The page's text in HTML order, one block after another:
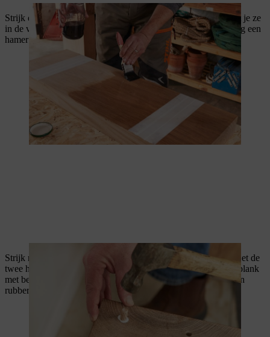
Strijk de deuvels aan een kant rondom in met houtlijm voordat je ze
in de voorziene gaten in de balken steekt. Gebruik indien nodig een
hamer om de deuvels in de gaten te tikken.
Strijk nu ook de andere kant van de deuvels met houtlijm in. Zet de
twee houten balken van 40 cm neer en plaats de 90 cm lange plank
met behulp van de deuvels erop vast. Gebruik indien nodig een
rubberen hamer zodat de planken precies op elkaar liggen.